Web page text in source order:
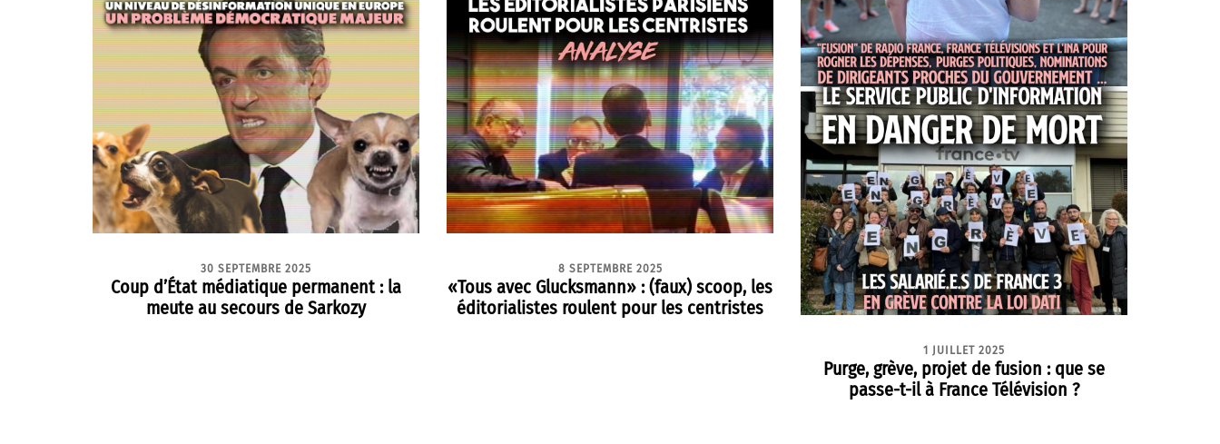
30 SEPTEMBRE 2025
Coup d’État médiatique permanent : la
meute au secours de Sarkozy
8 SEPTEMBRE 2025
«Tous avec Glucksmann» : (faux) scoop, les
éditorialistes roulent pour les centristes
1 JUILLET 2025
Purge, grève, projet de fusion : que se
passe-t-il à France Télévision ?